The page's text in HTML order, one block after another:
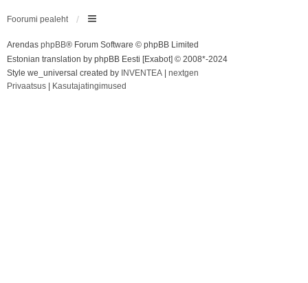
Foorumi pealeht
Arendas phpBB® Forum Software © phpBB Limited
Estonian translation by phpBB Eesti [Exabot] © 2008*-2024
Style we_universal created by INVENTEA
nextgen
Privaatsus
Kasutajatingimused